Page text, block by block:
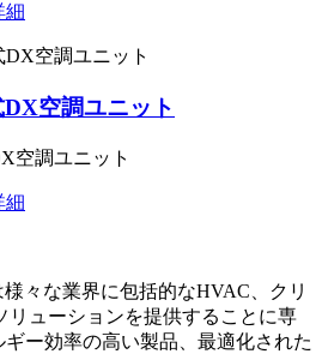
細
空調ユニット
空調ユニット
細
様々な業界に包括的なHVAC、クリ
リューションを提供することに専
ー効率の高い製品、最適化された